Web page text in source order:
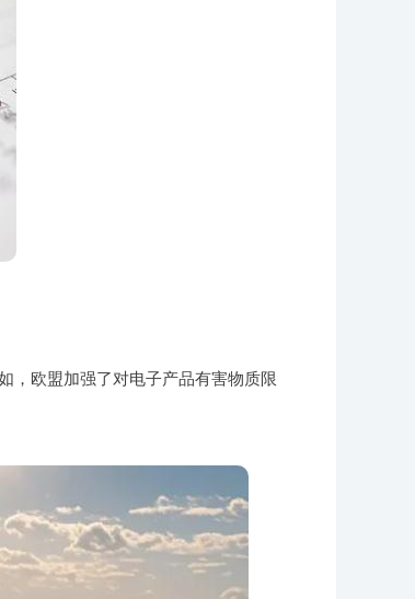
，欧盟加强了对电子产品有害物质限